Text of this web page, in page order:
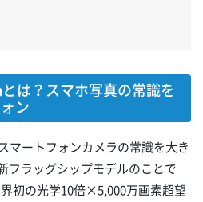
は？スマホ写真の常識を
ン
マートフォンカメラの常識を大き
フラッグシップモデルのことで
初の光学10倍×5,000万画素超望